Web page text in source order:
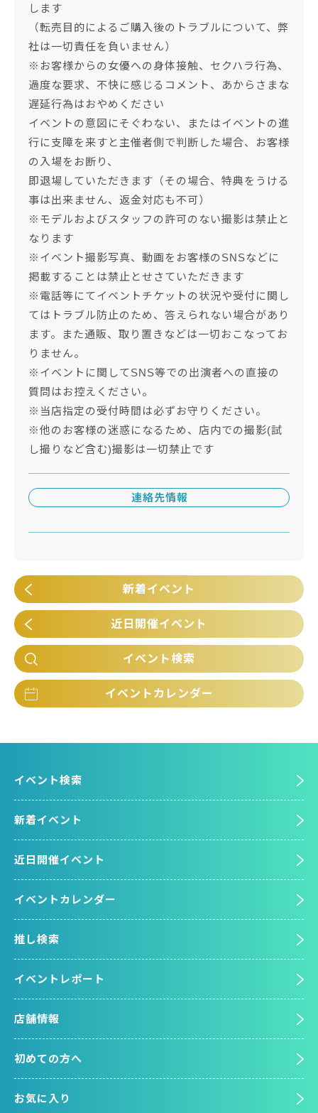
します
（転売目的によるご購入後のトラブルについて、弊
社は一切責任を負いません）
※お客様からの女優への身体接触、セクハラ行為、
過度な要求、不快に感じるコメント、あからさまな
遅延行為はおやめください
イベントの意図にそぐわない、またはイベントの進
行に支障を来すと主催者側で判断した場合、お客様
の入場をお断り、
即退場していただきます（その場合、特典をうける
事は出来ません、返金対応も不可）
※モデルおよびスタッフの許可のない撮影は禁止と
なります
※イベント撮影写真、動画をお客様のSNSなどに
掲載することは禁止とせさていただきます
※電話等にてイベントチケットの状況や受付に関し
てはトラブル防止のため、答えられない場合があり
ます。また通販、取り置きなどは一切おこなってお
りません。
※イベントに関してSNS等での出演者への直接の
質問はお控えください。
※当店指定の受付時間は必ずお守りください。
※他のお客様の迷惑になるため、店内での撮影(試
し撮りなど含む)撮影は一切禁止です
連絡先情報
新着イベント
近日開催イベント
イベント検索
イベントカレンダー
イベント検索
新着イベント
近日開催イベント
イベントカレンダー
推し検索
イベントレポート
店舗情報
初めての方へ
お気に入り